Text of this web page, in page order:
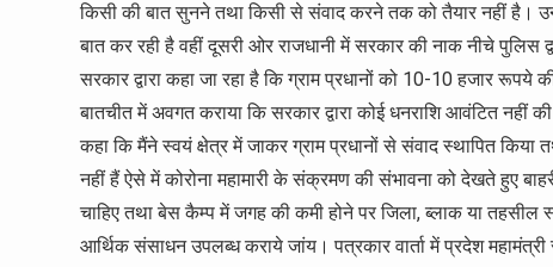
किसी की बात सुनने तथा किसी से संवाद करने तक को तैयार नहीं है।
बात कर रही है वहीं दूसरी ओर राजधानी में सरकार की नाक नीचे पुलिस
सरकार द्वारा कहा जा रहा है कि ग्राम प्रधानों को 10-10 हजार
बातचीत में अवगत कराया कि सरकार द्वारा कोई धनराशि आवंटित नहीं
कहा कि मैंने स्वयं क्षेत्र में जाकर ग्राम प्रधानों से संवाद स्थापित
नहीं हैं ऐसे में कोरोना महामारी के संक्रमण की संभावना को देखते हुए
चाहिए तथा बेस कैम्प में जगह की कमी होने पर जिला, ब्लाक या तहसील
आर्थिक संसाधन उपलब्ध कराये जांय। पत्रकार वार्ता में प्रदेश महामंत्री